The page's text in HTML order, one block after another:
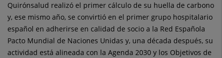
Quirónsalud realizó el primer cálculo de su huella de carbono
y, ese mismo año, se convirtió en el primer grupo hospitalario
español en adherirse en calidad de socio a la Red Española
Pacto Mundial de Naciones Unidas y, una década después, su
actividad está alineada con la Agenda 2030 y los Objetivos de